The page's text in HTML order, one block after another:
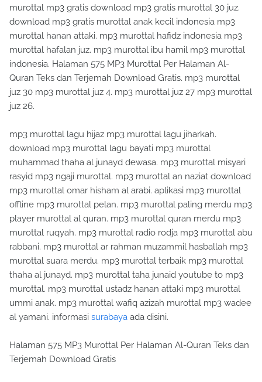
murottal mp3 gratis download mp3 gratis murottal 30 juz.
download mp3 gratis murottal anak kecil indonesia mp3
murottal hanan attaki. mp3 murottal hafidz indonesia mp3
murottal hafalan juz. mp3 murottal ibu hamil mp3 murottal
indonesia. Halaman 575 MP3 Murottal Per Halaman Al-
Quran Teks dan Terjemah Download Gratis. mp3 murottal
juz 30 mp3 murottal juz 4. mp3 murottal juz 27 mp3 murottal
juz 26.
mp3 murottal lagu hijaz mp3 murottal lagu jiharkah.
download mp3 murottal lagu bayati mp3 murottal
muhammad thaha al junayd dewasa. mp3 murottal misyari
rasyid mp3 ngaji murottal. mp3 murottal an naziat download
mp3 murottal omar hisham al arabi. aplikasi mp3 murottal
offline mp3 murottal pelan. mp3 murottal paling merdu mp3
player murottal al quran. mp3 murottal quran merdu mp3
murottal ruqyah. mp3 murottal radio rodja mp3 murottal abu
rabbani. mp3 murottal ar rahman muzammil hasballah mp3
murottal suara merdu. mp3 murottal terbaik mp3 murottal
thaha al junayd. mp3 murottal taha junaid youtube to mp3
murottal. mp3 murottal ustadz hanan attaki mp3 murottal
ummi anak. mp3 murottal wafiq azizah murottal mp3 wadee
al yamani. informasi surabaya ada disini.
Halaman 575 MP3 Murottal Per Halaman Al-Quran Teks dan
Terjemah Download Gratis